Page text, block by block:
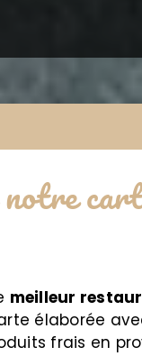
meilleur
élaborée
frais en